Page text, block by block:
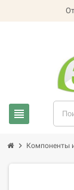
view_headline
chevron_right Компоненты